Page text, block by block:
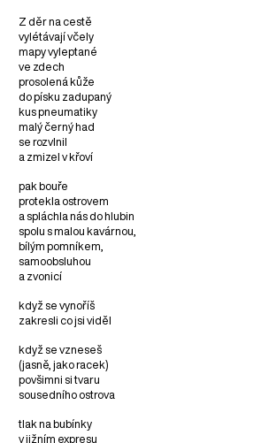
Z děr na cestě
vylétávají včely
mapy vyleptané
ve zdech
prosolená kůže
do písku zadupaný
kus pneumatiky
malý černý had
se rozvlnil
a zmizel v křoví
pak bouře
protekla ostrovem
a spláchla nás do hlubin
spolu s malou kavárnou,
bílým pomníkem,
samoobsluhou
a zvonicí
když se vynoříš
zakresli co jsi viděl
když se vzneseš
(jasně, jako racek)
povšimni si tvaru
sousedního ostrova
tlak na bubínky
v jižním expresu